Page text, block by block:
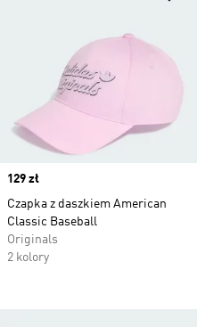
Price
129 zł
Czapka z daszkiem American
Classic Baseball
Originals
2 kolory